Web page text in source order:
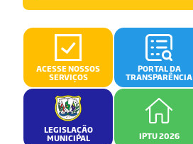
ACESSE NOSSOS
SERVIÇOS
PORTAL DA
TRANSPARÊNCIA
LEGISLAÇÃO
MUNICIPAL IPTU 2026